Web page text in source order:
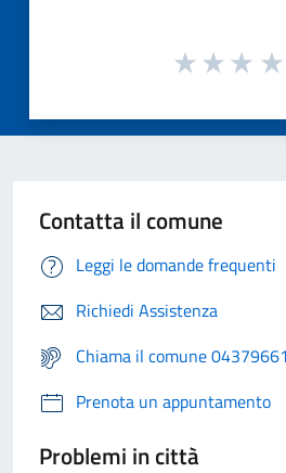
Contatta il comune
Leggi le domande frequenti
Richiedi Assistenza
Chiama il comune
Prenota un appuntamento
Problemi in città